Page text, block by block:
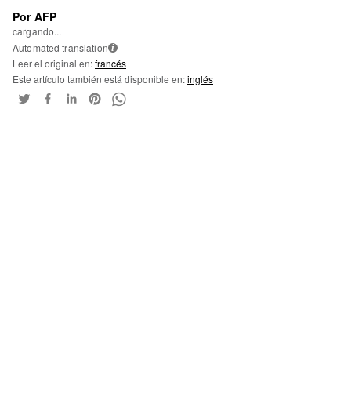
Por AFP
cargando...
Automated translation i
Leer el original en:francés
Este artículo también está disponible en:inglés